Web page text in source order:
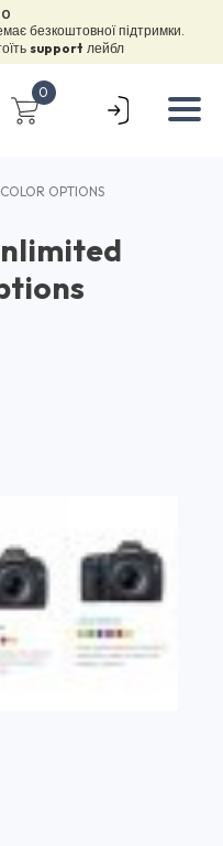
безкоштовної підтримки.
support лейбл
0
OPTIONS